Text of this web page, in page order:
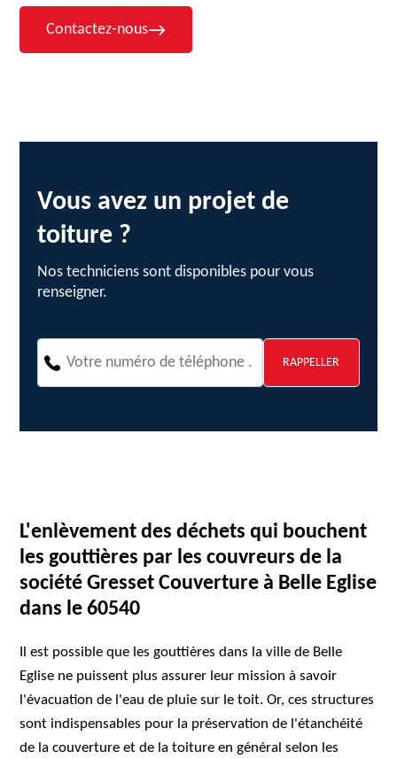
Contactez-nous
Vous avez un projet de
toiture ?
Nos techniciens sont disponibles pour vous
renseigner.
L'enlèvement des déchets qui bouchent
les gouttières par les couvreurs de la
société Gresset Couverture à Belle Eglise
dans le 60540
Il est possible que les gouttières dans la ville de Belle
Eglise ne puissent plus assurer leur mission à savoir
l'évacuation de l'eau de pluie sur le toit. Or, ces structures
sont indispensables pour la préservation de l'étanchéité
de la couverture et de la toiture en général selon les